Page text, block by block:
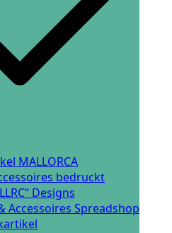
MALLORCA
bedruckt
Designs
Accessoires Spreadshop